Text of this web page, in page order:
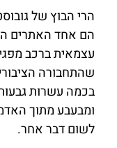
הם אחד האתרים
עצמאית ברכב
שהתחבורה
בכמה עשרות
ומבעבע מתוך
לשום דבר אחר.